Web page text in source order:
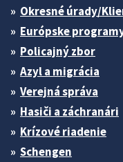
Okresné úrady/
Európske
Policajný zbor
Azyl a migrácia
Verejná správa
Hasiči a záchranári
Krízové riadenie
Schengen